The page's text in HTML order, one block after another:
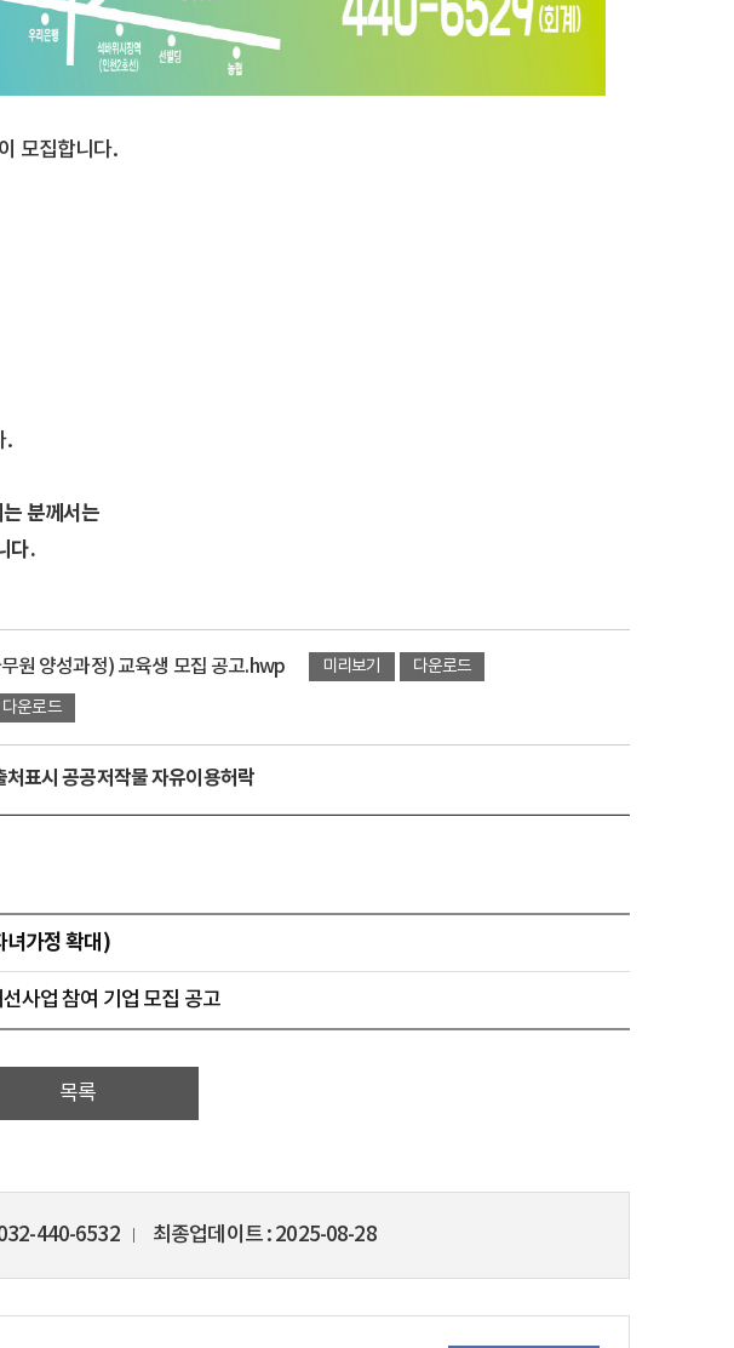
모집합니다.
.
분께서는
다.
원 양성과정) 교육생 모집 공고.hwp 미리보기 다운로드
다운로드
처표시 공공저작물 자유이용허락
녀가정 확대)
사업 참여 기업 모집 공고
목록
440-6532 최종업데이트 2025-08-28